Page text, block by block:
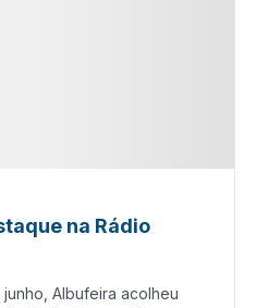
na Rádio
Albufeira acolheu